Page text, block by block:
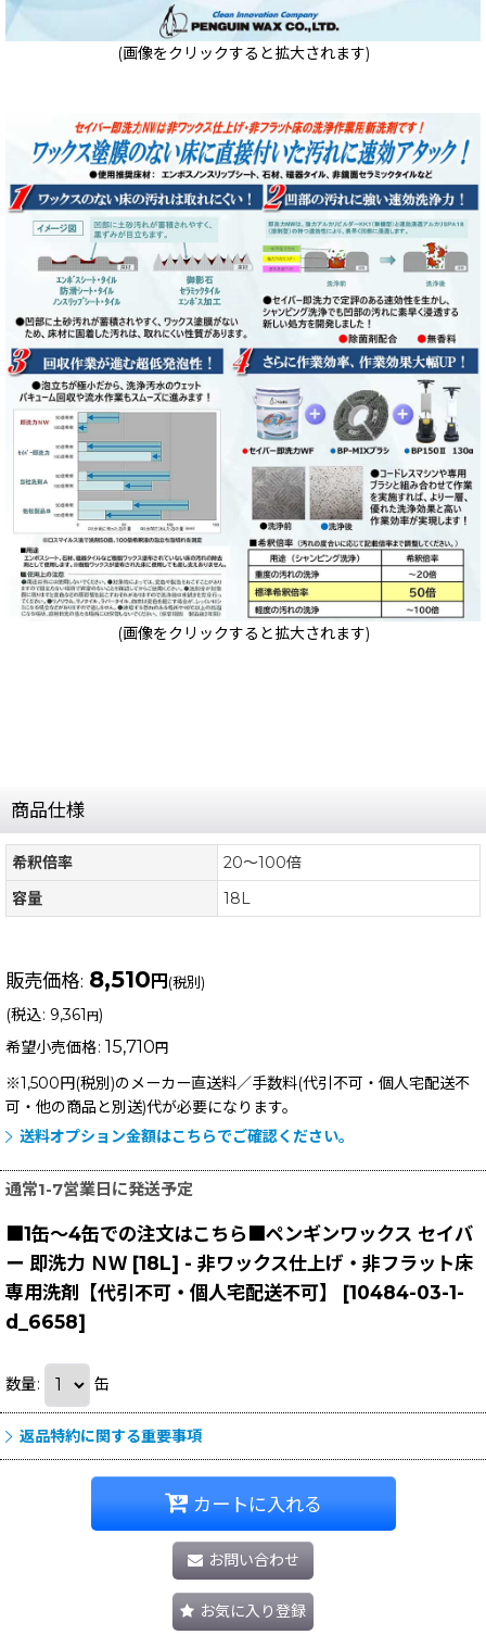
(画像をクリックすると拡大されます)
(画像をクリックすると拡大されます)
商品仕様
希釈倍率
20〜100倍
容量
18L
販売価格: 8,510円(税別)
(税込: 9,361円)
希望小売価格: 15,710 円
※1,500円(税別)のメーカー直送料／手数料(代引不可・個人宅配送不
可・他の商品と別送)代が必要になります。
送料オプション金額はこちらでご確認ください。
通常1-7営業日に発送予定
■1缶〜4缶での注文はこちら■ペンギンワックス セイバ
ー 即洗力 ＮＷ [18L] - 非ワックス仕上げ・非フラット床
専用洗剤【代引不可・個人宅配送不可】
[10484-03-1-
d_6658]
数量: 缶
返品特約に関する重要事項
カートに入れる
お問い合わせ
お気に入り登録